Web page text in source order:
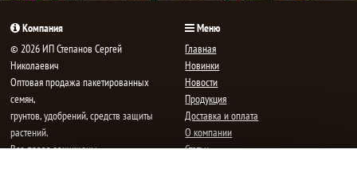
Компания
© 2026 ИП Степанов Сергей
Николаевич
Oптовая продажа пакетированных
семян,
грунтов, удобрений, средств защиты
растений.
Все права защищены.
Меню
Главная
Новинки
Новости
Продукция
Доставка и оплата
О компании
Статьи